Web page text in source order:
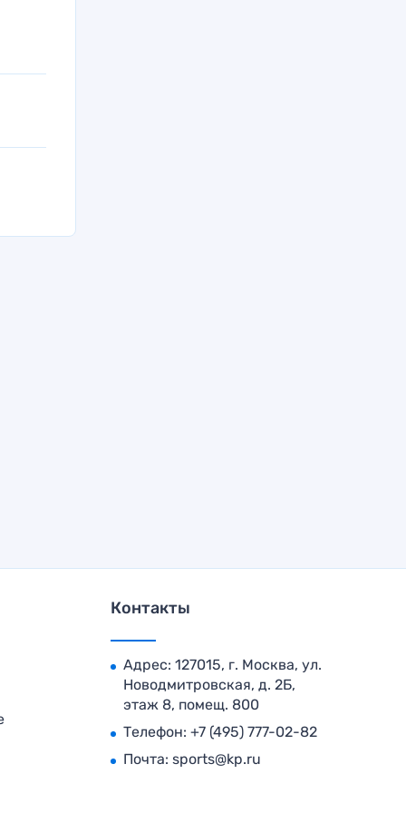
Контакты
Адрес: 127015, г. Москва, ул.
Новодмитровская, д. 2Б,
этаж 8, помещ. 800
Телефон: +7 (495) 777-02-82
Почта: sports@kp.ru